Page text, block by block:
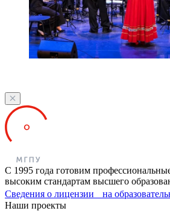
С 1995 года готовим
высоким стандартам высшего
Сведения о лицензии на
Наши проекты